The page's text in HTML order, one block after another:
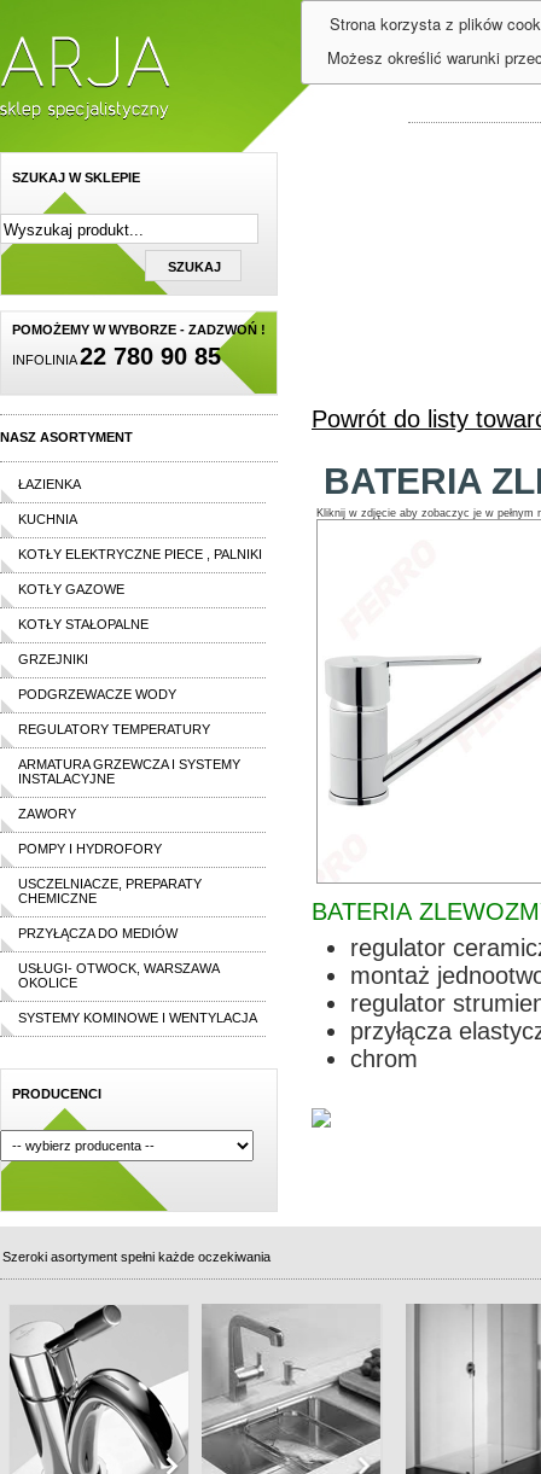
SZUKAJ W SKLEPIE
POMOŻEMY W WYBORZE - ZADZWOŃ !
INFOLINIA22 780 90 85
NASZ ASORTYMENT
ŁAZIENKA
KUCHNIA
KOTŁY ELEKTRYCZNE PIECE , PALNIKI
KOTŁY GAZOWE
KOTŁY STAŁOPALNE
GRZEJNIKI
PODGRZEWACZE WODY
REGULATORY TEMPERATURY
ARMATURA GRZEWCZA I SYSTEMY
INSTALACYJNE
ZAWORY
POMPY I HYDROFORY
USCZELNIACZE, PREPARATY
CHEMICZNE
PRZYŁĄCZA DO MEDIÓW
USŁUGI- OTWOCK, WARSZAWA
OKOLICE
SYSTEMY KOMINOWE I WENTYLACJA
PRODUCENCI
Powrót do listy
BATERIA
Kliknij w zdjęcie aby zobaczyc je w pełnym
BATERIA
regulator
montaż
regulator
przyłącza
chrom
Szeroki asortyment spełni każde oczekiwania
Strona korzysta z plików
Możesz określić warunki